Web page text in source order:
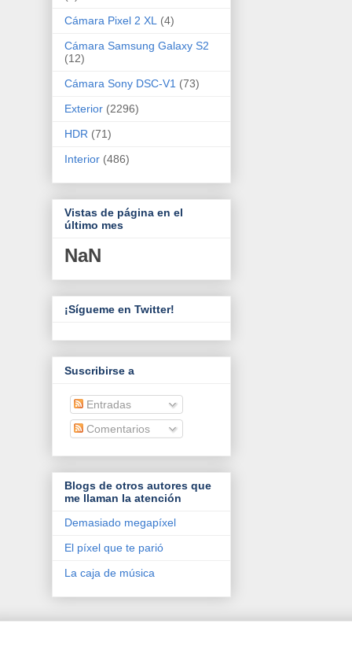
Cámara Pixel 2 XL
(4)
Cámara Samsung Galaxy S2
(12)
Cámara Sony DSC-V1 (73)
Exterior (2296)
HDR (71)
Interior (486)
Vistas de página en el
último mes
NaN
¡Sígueme en Twitter!
Suscribirse a
Entradas
Comentarios
Blogs de otros autores que
me llaman la atención
Demasiado megapíxel
El píxel que te parió
La caja de música